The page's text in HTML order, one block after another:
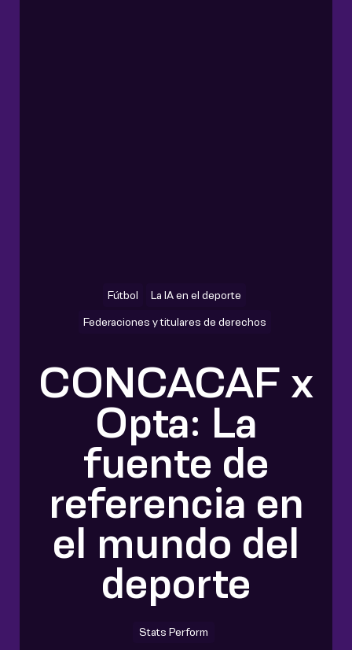
Fútbol La IA en el deporte
Federaciones y titulares de derechos
CONCACAF x
Opta: La
fuente de
referencia en
el mundo del
deporte
Stats Perform